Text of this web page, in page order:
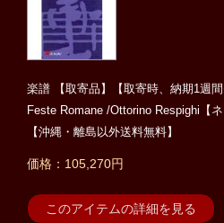
楽譜 【取寄品】【取寄時、納期1週
Feste Romane /Ottorino Respighi【
【沖縄・離島以外送料無料】
価格：105,270円
このアイテムの詳細を見る